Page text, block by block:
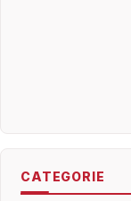
CATEGORIE